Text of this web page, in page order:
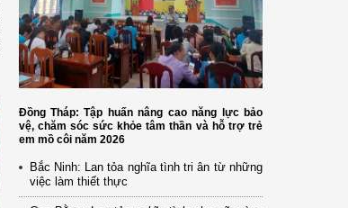
Đồng Tháp: Tập huấn nâng cao năng lực bảo
vệ, chăm sóc sức khỏe tâm thần và hỗ trợ trẻ
em mồ côi năm 2026
Bắc Ninh: Lan tỏa nghĩa tình tri ân từ những
việc làm thiết thực